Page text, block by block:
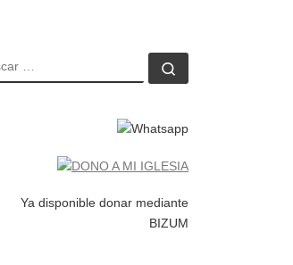
BUSCAR